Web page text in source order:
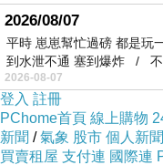
2026/08/07
平時 崽崽幫忙過磅 都是玩
到水泄不通 塞到爆炸 / 不
2026-08-07
登入 註冊
PChome首頁 線上購物
新聞 /氣象 股市 個人新
買賣租屋 支付連 國際連